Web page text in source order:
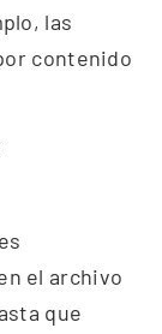
las
contenido
el archivo
que